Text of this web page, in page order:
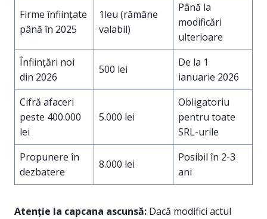
Firme înființate
până în 2025
1leu (rămâne
valabil)
Până la
modificări
ulterioare
Înființări noi
din 2026
500 lei
De la 1
ianuarie 2026
Cifră afaceri
peste 400.000
lei
5.000 lei
Obligatoriu
pentru toate
SRL-urile
Propunere în
dezbatere
8.000 lei
Posibil în 2-3
ani
Atenție la capcana ascunsă: Dacă modifici actul